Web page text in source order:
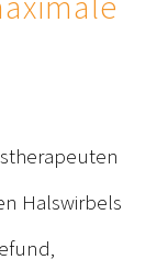
Halswirbels